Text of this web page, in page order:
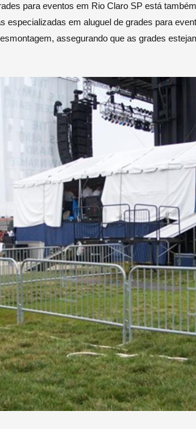
para eventos em Rio Claro SP está
especializadas em aluguel de grades para
assegurando que as grades